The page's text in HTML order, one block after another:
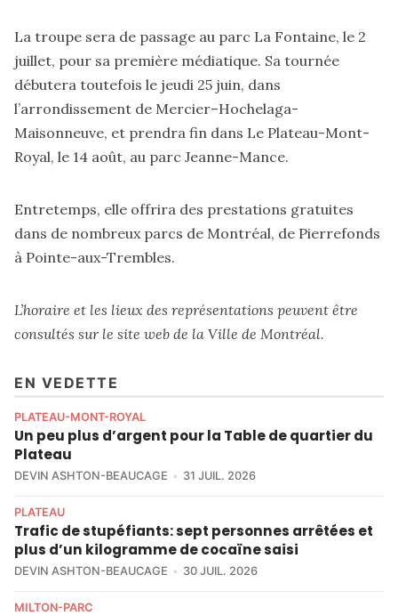
La troupe sera de passage au parc La Fontaine, le 2
juillet, pour sa première médiatique. Sa tournée
débutera toutefois le jeudi 25 juin, dans
l’arrondissement de Mercier–Hochelaga-
Maisonneuve, et prendra fin dans Le Plateau-Mont-
Royal, le 14 août, au parc Jeanne-Mance.
Entretemps, elle offrira des prestations gratuites
dans de nombreux parcs de Montréal, de Pierrefonds
à Pointe-aux-Trembles.
L’horaire et les lieux des représentations peuvent être
consultés sur le site web de la Ville de Montréal.
EN VEDETTE
PLATEAU-MONT-ROYAL
Un peu plus d’argent pour la Table de quartier du
Plateau
DEVIN ASHTON-BEAUCAGE 31 JUIL. 2026
PLATEAU
Trafic de stupéfiants: sept personnes arrêtées et
plus d’un kilogramme de cocaïne saisi
DEVIN ASHTON-BEAUCAGE 30 JUIL. 2026
MILTON-PARC